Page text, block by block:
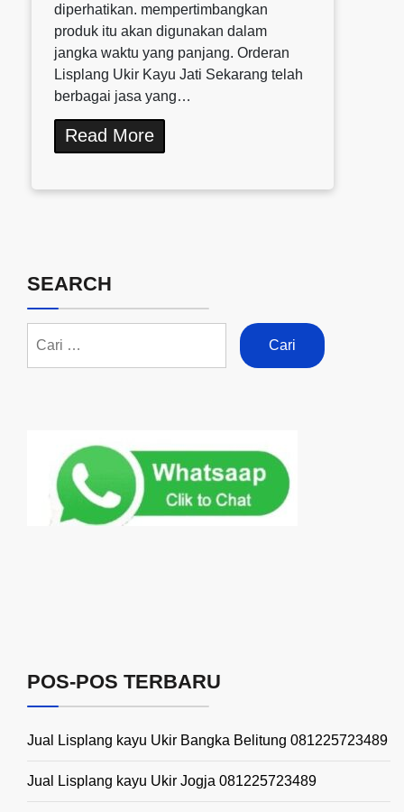
diperhatikan. mempertimbangkan
produk itu akan digunakan dalam
jangka waktu yang panjang. Orderan
Lisplang Ukir Kayu Jati Sekarang telah
berbagai jasa yang…
Read More
SEARCH
POS-POS TERBARU
Jual Lisplang kayu Ukir Bangka Belitung 081225723489
Jual Lisplang kayu Ukir Jogja 081225723489